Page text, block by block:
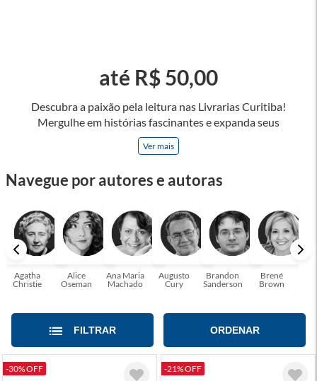
Descubra a paixão pela leitura nas Livrarias Curitiba!
Mergulhe em histórias fascinantes e expanda seus
horizontes, onde cada página é uma porta para novos
universos e perspectivas. Ler nos permite viajar sem sair do
e tenha a oportunidade de alcançar o seu crescimento
passe um tempo no mundo da imaginação! A leitura
transforma vidas e estamos aqui para ajudar a transformar a
sua! Tenha certeza, temos o livro perfeito para você!
Ver mais
até R$ 50,00
Navegue por autores e autoras
Agatha
Christie
Alice
Oseman
Ana Maria
Machado
Augusto
Cury
Brandon
Sanderson
Brené
Brown
FILTRAR ORDENAR
-30% OFF -21% OFF